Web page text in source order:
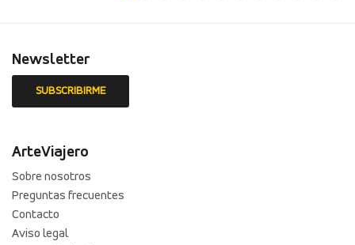
Newsletter
ArteViajero
Sobre nosotros
Preguntas frecuentes
Contacto
Aviso legal